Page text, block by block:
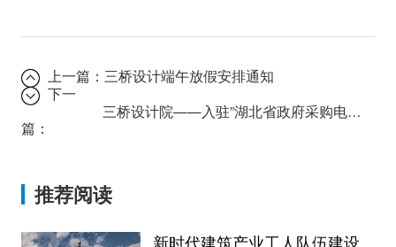
上一篇： 三桥设计端午放假安排通知
下一
篇：
三桥设计院——入驻”湖北省政府采购电子平台”
推荐阅读
新时代建筑产业工人队伍建设